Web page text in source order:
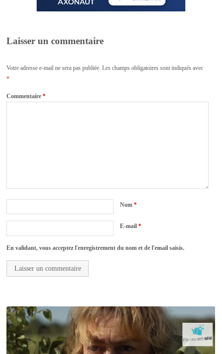
Laisser un commentaire
Votre adresse e-mail ne sera pas publiée. Les champs obligatoires sont indiqués avec
*
Commentaire*
Nom*
E-mail*
En validant, vous acceptez l'enregistrement du nom et de l'email saisis.